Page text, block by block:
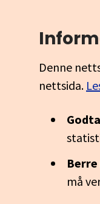
Denne
nettsida.
må